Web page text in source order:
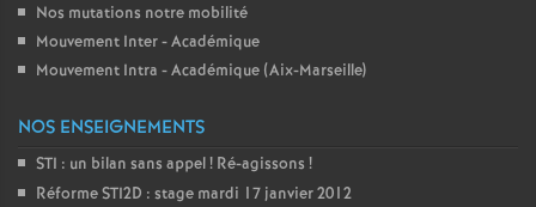
Nos mutations notre mobilité
Mouvement Inter - Académique
Mouvement Intra - Académique (Aix-Marseille)
NOS ENSEIGNEMENTS
STI : un bilan sans appel! Ré-agissons !
Réforme STI2D : stage mardi 17 janvier 2012